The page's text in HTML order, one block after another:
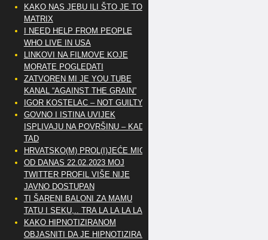
KAKO NAS JEBU ILI ŠTO JE TO
MATRIX
I NEED HELP FROM PEOPLE
WHO LIVE IN USA
LINKOVI NA FILMOVE KOJE
MORATE POGLEDATI
ZATVOREN MI JE YOU TUBE
KANAL “AGAINST THE GRAIN”
IGOR KOSTELAC – NOT GUILTY
GOVNO I ISTINA UVIJEK
ISPLIVAJU NA POVRŠINU – KAD
TAD
HRVATSKO(M) PROL(I)JEĆE MIG
OD DANAS 22.02.2023 MOJ
TWITTER PROFIL VIŠE NIJE
JAVNO DOSTUPAN
TI ŠARENI BALONI ZA MAMU
TATU I SEKU,.. TRA LA LA LA LA
KAKO HIPNOTIZIRANOM
OBJASNITI DA JE HIPNOTIZIRAN